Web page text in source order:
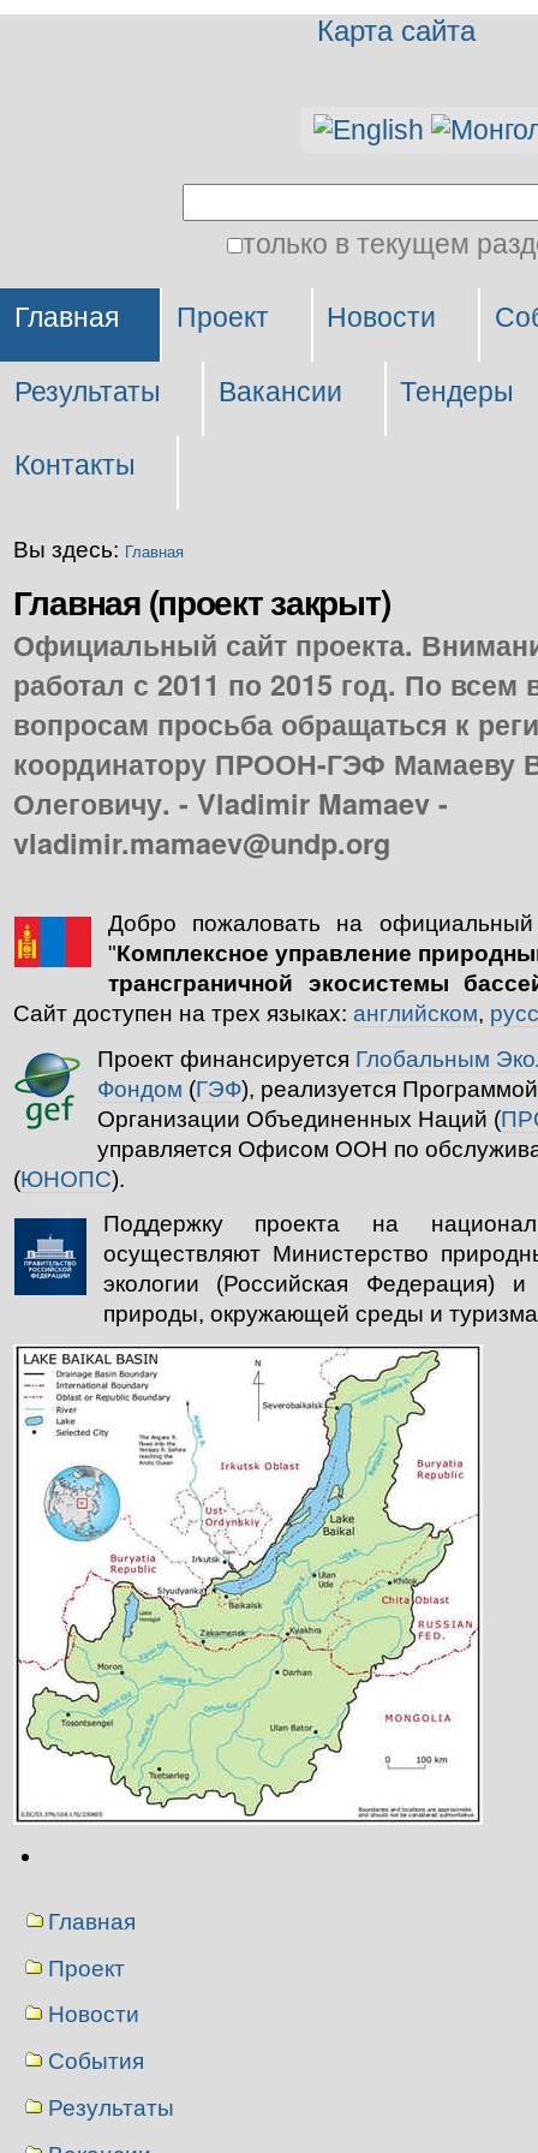
Карта сайта
только в текущем
Главная Проект Новости
Результаты Вакансии Тендеры
Контакты
Вы здесь: Главная
Главная (проект закрыт)
Официальный сайт проекта.
работал с 2011 по 2015 год. По
вопросам просьба обращаться к
координатору ПРООН-ГЭФ Мамаеву
Олеговичу. - Vladimir Mamaev -
vladimir.mamaev@undp.org
Добро пожаловать на официальный
"Комплексное управление
трансграничной экосистемы
Сайт доступен на трех языках: английском,
Проект финансируется Глобальным
Фондом (ГЭФ), реализуется
Организации Объединенных Наций (
управляется Офисом ООН по
(ЮНОПС).
Поддержку проекта на
осуществляют Министерство
экологии (Российская Федерация) и
природы, окружающей среды и
Операции
НавигацияГлавная
Проект
Новости
События
Результаты